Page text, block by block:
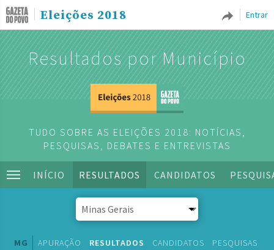
Entrar
Eleições 2018
Resultados por Município
TUDO SOBRE AS ELEIÇÕES 2018: NOTÍCIAS,
PESQUISAS, DEBATES E ENTREVISTAS
INÍCIO RESULTADOS CANDIDATOS
MG APURAÇÃO RESULTADOS CANDIDATOS PESQUISAS